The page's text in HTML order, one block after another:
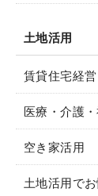
土地活用
賃貸住宅経営
医療・介護
空き家活用
土地活用で